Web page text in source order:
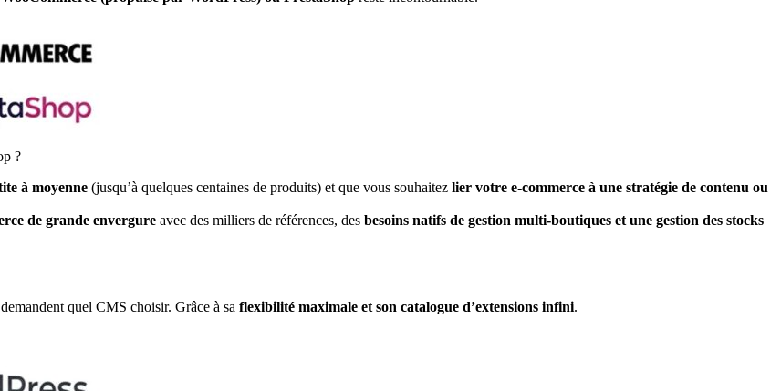
?
à moyenne (jusqu’à quelques centaines de produits) et que vous souhaitez lier votre e-commerce à une stratégie de contenu ou
de grande envergure avec des milliers de références, des besoins natifs de gestion multi-boutiques et une gestion des stocks
quel CMS choisir. Grâce à sa flexibilité maximale et son catalogue d’extensions infini.